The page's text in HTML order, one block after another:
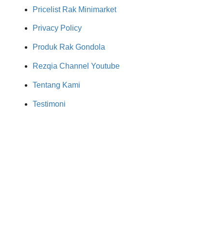
Pricelist Rak Minimarket
Privacy Policy
Produk Rak Gondola
Rezqia Channel Youtube
Tentang Kami
Testimoni